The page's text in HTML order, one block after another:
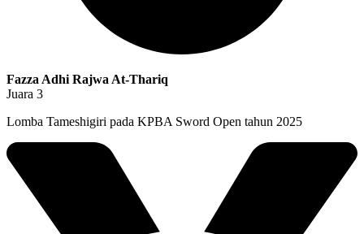
Fazza Adhi Rajwa At-Thariq
Juara 3
Lomba Tameshigiri pada KPBA Sword Open tahun 2025